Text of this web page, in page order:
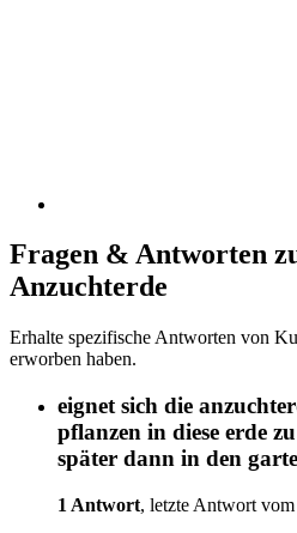
Fragen & Antworten
Anzuchterde
Erhalte spezifische Antworten von
erworben haben.
eignet sich die
pflanzen in diese erde
später dann in den
1 Antwort, letzte Antwort